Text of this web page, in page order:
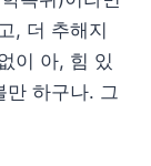
, 더 추해지
이 아, 힘 있
만 하구나. 그